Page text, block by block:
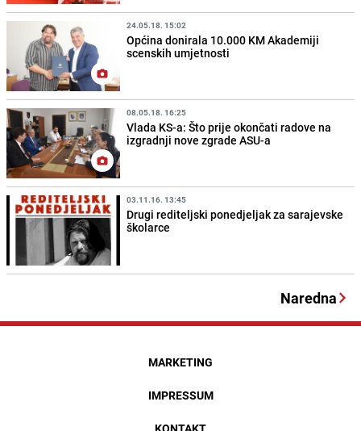
24.05.18. 15:02
Općina donirala 10.000 KM Akademiji
scenskih umjetnosti
08.05.18. 16:25
Vlada KS-a: Što prije okončati radove na
izgradnji nove zgrade ASU-a
03.11.16. 13:45
Drugi rediteljski ponedjeljak za sarajevske
školarce
Naredna
MARKETING
IMPRESSUM